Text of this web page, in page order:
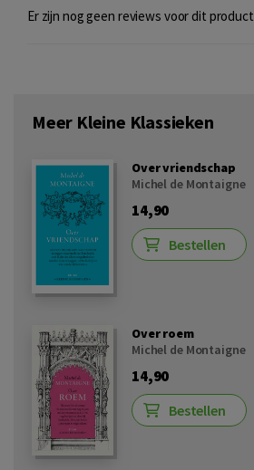
Er zijn nog geen reviews voor dit product
Meer Kleine Klassieken
Over vriendschap
Michel de Montaigne
14,90
Bestellen
Over roem
Michel de Montaigne
14,90
Bestellen